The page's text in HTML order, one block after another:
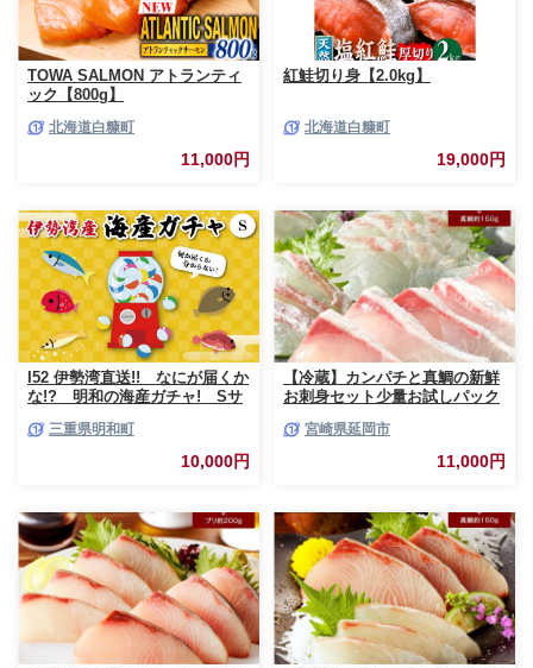
TOWA SALMON アトランティ
ック【800g】
北海道白糠町
11,000円
紅鮭切り身【2.0kg】
北海道白糠町
19,000円
I52 伊勢湾直送!! なにが届くか
な!? 明和の海産ガチャ! Sサ
三重県明和町
10,000円
【冷蔵】カンパチと真鯛の新鮮
お刺身セット少量お試しパック
宮崎県延岡市
11,000円